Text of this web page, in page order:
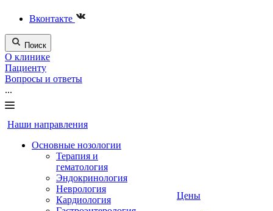
Вконтакте
Поиск
О клинике
Пациенту
Вопросы и ответы
...
Наши направления
Основные нозологии
Терапия и
гематология
Эндокринология
Неврология
Кардиология
Цены